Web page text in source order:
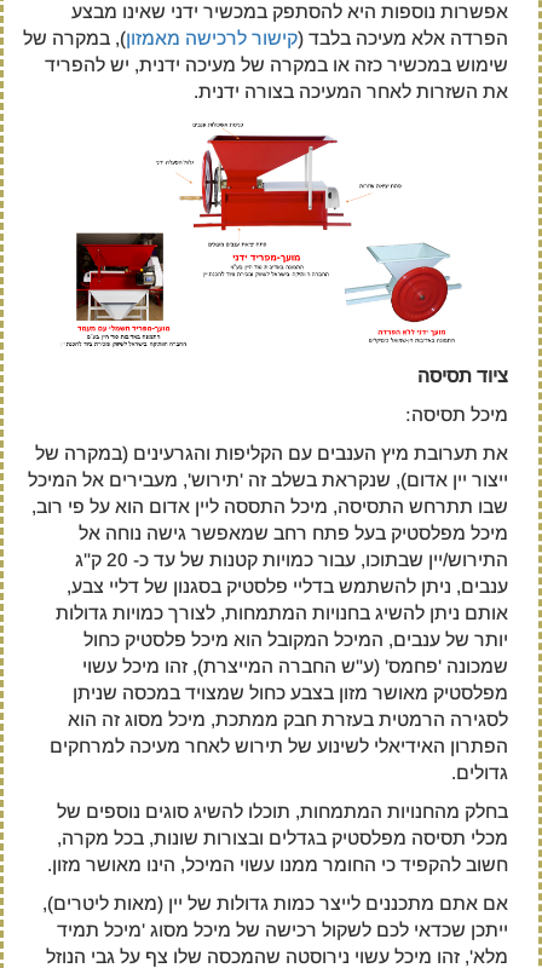
אפשרות נוספות היא להסתפק במכשיר ידני שאינו מבצע
הפרדה אלא מעיכה בלבד (קישור לרכישה מאמזון), במקרה של
שימוש במכשיר כזה או במקרה של מעיכה ידנית, יש להפריד
את השזרות לאחר המעיכה בצורה ידנית.
ציוד תסיסה
מיכל תסיסה:
את תערובת מיץ הענבים עם הקליפות והגרעינים (במקרה של
ייצור יין אדום), שנקראת בשלב זה 'תירוש', מעבירים אל המיכל
שבו תתרחש התסיסה, מיכל התססה ליין אדום הוא על פי רוב,
מיכל מפלסטיק בעל פתח רחב שמאפשר גישה נוחה אל
התירוש/יין שבתוכו, עבור כמויות קטנות של עד כ- 20 ק"ג
ענבים, ניתן להשתמש בדליי פלסטיק בסגנון של דליי צבע,
אותם ניתן להשיג בחנויות המתמחות, לצורך כמויות גדולות
יותר של ענבים, המיכל המקובל הוא מיכל פלסטיק כחול
שמכונה 'פחמס' (ע"ש החברה המייצרת), זהו מיכל עשוי
מפלסטיק מאושר מזון בצבע כחול שמצויד במכסה שניתן
לסגירה הרמטית בעזרת חבק ממתכת, מיכל מסוג זה הוא
הפתרון האידיאלי לשינוע של תירוש לאחר מעיכה למרחקים
גדולים.
בחלק מהחנויות המתמחות, תוכלו להשיג סוגים נוספים של
מכלי תסיסה מפלסטיק בגדלים ובצורות שונות, בכל מקרה,
חשוב להקפיד כי החומר ממנו עשוי המיכל, הינו מאושר מזון.
אם אתם מתכננים לייצר כמות גדולות של יין (מאות ליטרים),
ייתכן שכדאי לכם לשקול רכישה של מיכל מסוג 'מיכל תמיד
מלא', זהו מיכל עשוי נירוסטה שהמכסה שלו צף על גבי הנוזל